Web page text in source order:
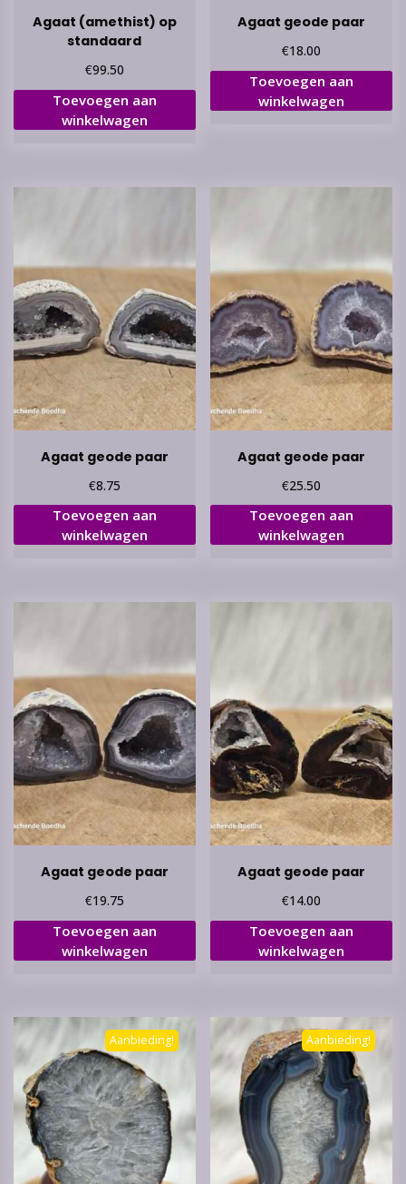
Agaat (amethist) op
standaard
€99.50
Toevoegen aan
winkelwagen
Agaat geode paar
€18.00
Toevoegen aan
winkelwagen
Agaat geode paar
€8.75
Toevoegen aan
winkelwagen
Agaat geode paar
€25.50
Toevoegen aan
winkelwagen
Agaat geode paar
€19.75
Toevoegen aan
winkelwagen
Agaat geode paar
€14.00
Toevoegen aan
winkelwagen
Aanbieding! Aanbieding!